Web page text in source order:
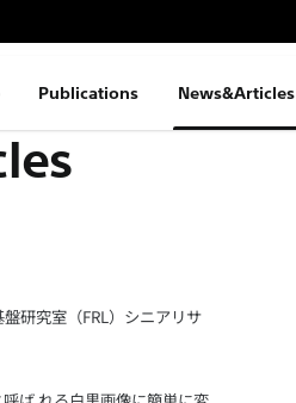
Publications News&Articles
研究室（FRL）シニアリサ